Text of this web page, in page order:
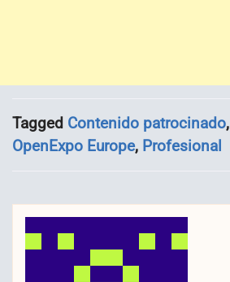
Tagged Contenido patrocinado,
OpenExpo Europe, Profesional